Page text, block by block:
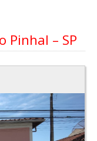
Pinhal – SP